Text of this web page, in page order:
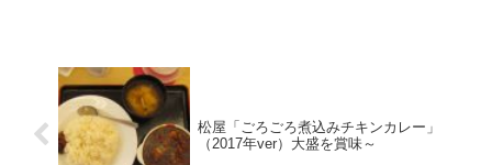
松屋「ごろごろ煮込みチキンカレー」
（2017年ver）大盛を賞味～